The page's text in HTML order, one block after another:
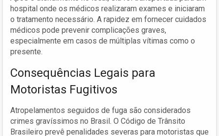
hospital onde os médicos realizaram exames e iniciaram
o tratamento necessário. A rapidez em fornecer cuidados
médicos pode prevenir complicações graves,
especialmente em casos de múltiplas vítimas como o
presente.
Consequências Legais para
Motoristas Fugitivos
Atropelamentos seguidos de fuga são considerados
crimes gravíssimos no Brasil. O Código de Trânsito
Brasileiro prevê penalidades severas para motoristas que